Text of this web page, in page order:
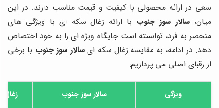
سعی در ارائه محصولی با کیفیت و قیمت مناسب دارند. در این
میان،سالار سوز جنوب با ارائه زغال سکه ای با ویژگی های
منحصر به فرد، توانسته است جایگاه ویژه ای را به خود اختصاص
دهد. در ادامه، به مقایسه زغال سکه ایسالار سوز جنوب با برخی
از رقبای اصلی می پردازیم:
ویژگی سالار سوز جنوب زغال